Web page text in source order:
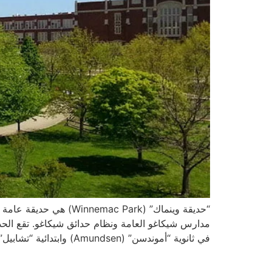
في ثانوية “أموندسن” (Amundsen) وابتدائية “تشابيل” (Chappell). […]